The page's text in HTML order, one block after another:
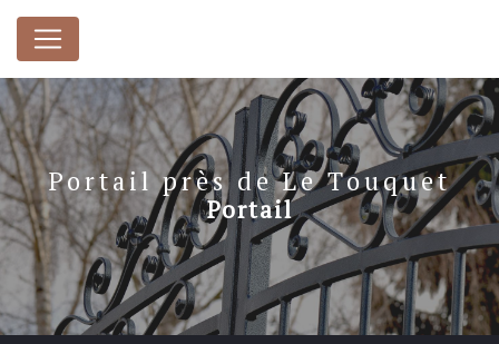
Portail près de Le Touquet
Portail
Panneau de gestion des cookies